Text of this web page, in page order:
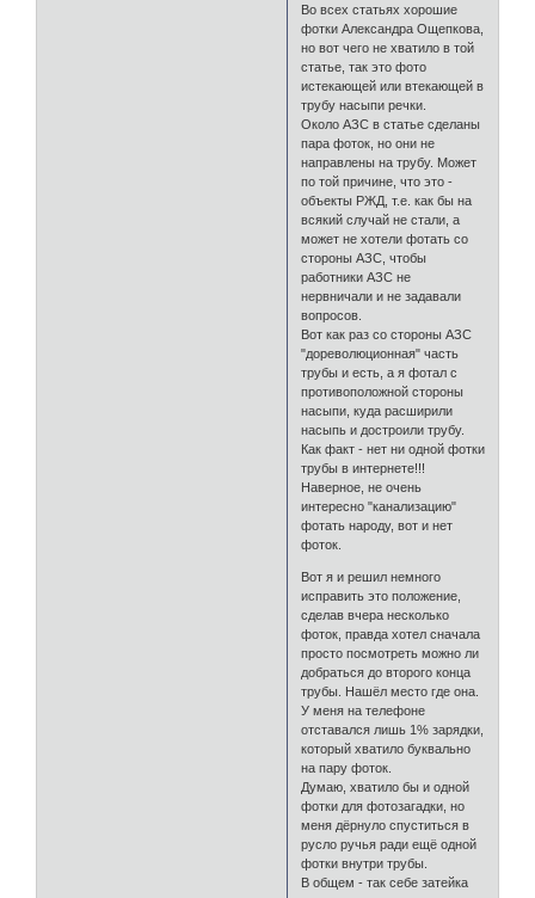
Во всех статьях хорошие
фотки Александра Ощепкова,
но вот чего не хватило в той
статье, так это фото
истекающей или втекающей в
трубу насыпи речки.
Около АЗС в статье сделаны
пара фоток, но они не
направлены на трубу. Может
по той причине, что это -
объекты РЖД, т.е. как бы на
всякий случай не стали, а
может не хотели фотать со
стороны АЗС, чтобы
работники АЗС не
нервничали и не задавали
вопросов.
Вот как раз со стороны АЗС
"дореволюционная" часть
трубы и есть, а я фотал с
противоположной стороны
насыпи, куда расширили
насыпь и достроили трубу.
Как факт - нет ни одной фотки
трубы в интернете!!!
Наверное, не очень
интересно "канализацию"
фотать народу, вот и нет
фоток.
Вот я и решил немного
исправить это положение,
сделав вчера несколько
фоток, правда хотел сначала
просто посмотреть можно ли
добраться до второго конца
трубы. Нашёл место где она.
У меня на телефоне
отставался лишь 1% зарядки,
который хватило буквально
на пару фоток.
Думаю, хватило бы и одной
фотки для фотозагадки, но
меня дёрнуло спуститься в
русло ручья ради ещё одной
фотки внутри трубы.
В общем - так себе затейка